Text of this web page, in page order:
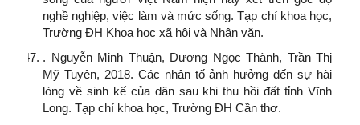
nghề nghiệp, việc làm và mức sống. Tạp chí khoa học,
Trường ĐH Khoa học xã hội và Nhân văn.
. Nguyễn Minh Thuận, Dương Ngọc Thành, Trần Thị
Mỹ Tuyên, 2018. Các nhân tố ảnh hưởng đến sự hài
lòng về sinh kế của dân sau khi thu hồi đất tỉnh Vĩnh
Long. Tạp chí khoa học, Trường ĐH Cần thơ.